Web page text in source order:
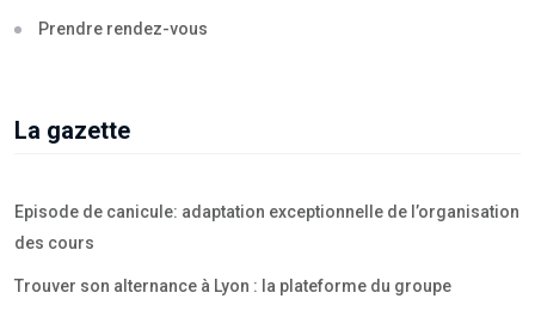
Prendre rendez-vous
La gazette
Episode de canicule: adaptation exceptionnelle de l’organisation
des cours
Trouver son alternance à Lyon : la plateforme du groupe